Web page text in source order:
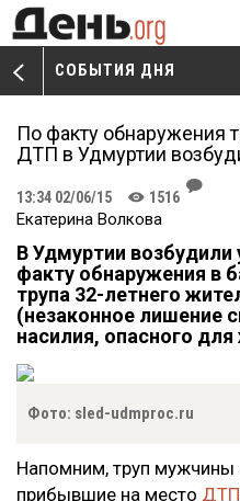
СОБЫТИЯ ДНЯ
W
По факту обнаружения
ДТП в Удмуртии
13:34 02/06/15 K 1516
J
Екатерина Волкова
В Удмуртии возбудили
факту обнаружения в
трупа 32-летнего
(незаконное лишение
насилия, опасного
Фото: sled-udmproc.ru
Напомним, труп мужчины
прибывшие на место ДТП